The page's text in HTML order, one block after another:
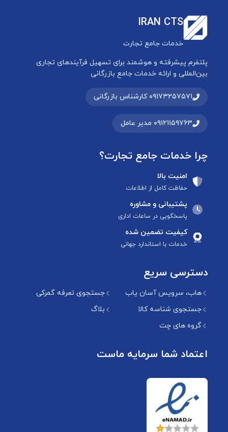
IRAN CTS
خدمات جامع تجارت
پلتفرم پیشرفته و هوشمند برای تسهیل فرآیندهای تجاری
بین‌المللی و ارائه خدمات جامع بازرگانی
۰۹۱۷۳۲۵۷۵۷۱ کارشناس بازرگانی
۰۹۱۲۱۱۵۹۷۶۳ مدیر عامل
چرا خدمات جامع تجارت؟
امنیت بالا
حفاظت کامل از اطلاعات
پشتیبانی و مشاوره
پاسخگویی در ساعات اداری
کیفیت تضمین شده
خدمات با استاندارد جهانی
دسترسی سریع
هاب، سرویس آسان یاب
جستجوی تعرفه گمرکی
جستجوی شناسه کالا
بلاگ
گروه های چت
اعتماد شما سرمایه ماست